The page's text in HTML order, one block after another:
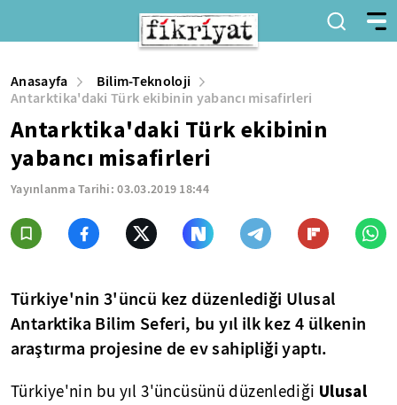
Anasayfa
Bilim-Teknoloji
Antarktika'daki Türk ekibinin yabancı misafirleri
Antarktika'daki Türk ekibinin
yabancı misafirleri
Yayınlanma Tarihi:03.03.2019 18:44
Türkiye'nin 3'üncü kez düzenlediği Ulusal
Antarktika Bilim Seferi, bu yıl ilk kez 4 ülkenin
araştırma projesine de ev sahipliği yaptı.
Türkiye'nin bu yıl 3'üncüsünü düzenlediği Ulusal